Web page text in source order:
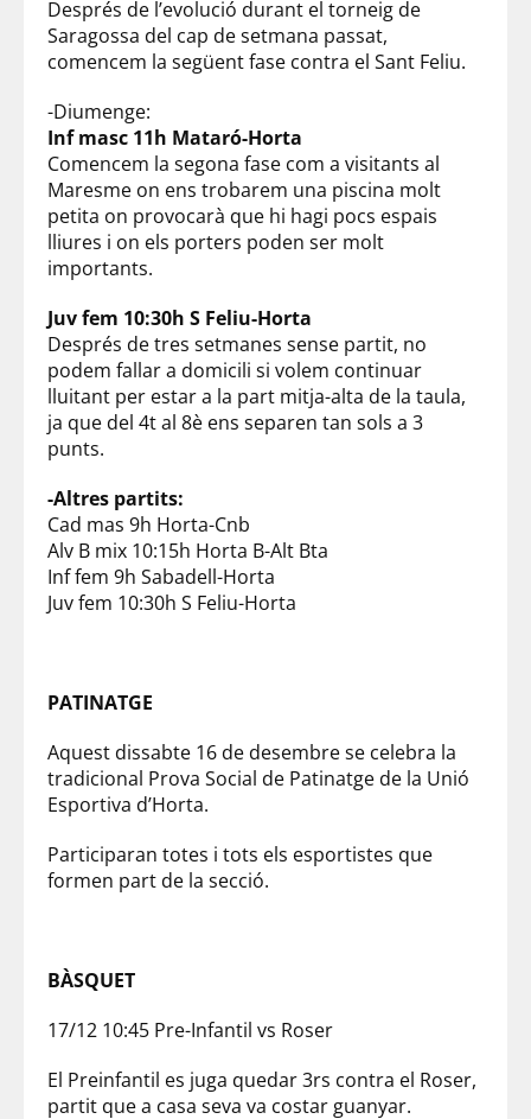
Després de l’evolució durant el torneig de
Saragossa del cap de setmana passat,
comencem la següent fase contra el Sant Feliu.
-Diumenge:
Inf masc 11h Mataró-Horta
Comencem la segona fase com a visitants al
Maresme on ens trobarem una piscina molt
petita on provocarà que hi hagi pocs espais
lliures i on els porters poden ser molt
importants.
Juv fem 10:30h S Feliu-Horta
Després de tres setmanes sense partit, no
podem fallar a domicili si volem continuar
lluitant per estar a la part mitja-alta de la taula,
ja que del 4t al 8è ens separen tan sols a 3
punts.
-Altres partits:
Cad mas 9h Horta-Cnb
Alv B mix 10:15h Horta B-Alt Bta
Inf fem 9h Sabadell-Horta
Juv fem 10:30h S Feliu-Horta
PATINATGE
Aquest dissabte 16 de desembre se celebra la
tradicional Prova Social de Patinatge de la Unió
Esportiva d’Horta.
Participaran totes i tots els esportistes que
formen part de la secció.
BÀSQUET
17/12 10:45 Pre-Infantil vs Roser
El Preinfantil es juga quedar 3rs contra el Roser,
partit que a casa seva va costar guanyar.